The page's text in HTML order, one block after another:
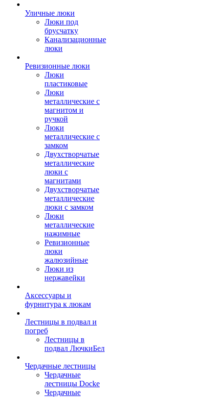
Уличные люки
Люки под
брусчатку
Канализационные
люки
Ревизионные люки
Люки
пластиковые
Люки
металлические с
магнитом и
ручкой
Люки
металлические с
замком
Двухстворчатые
металлические
люки с
магнитами
Двухстворчатые
металлические
люки с замком
Люки
металлические
нажимные
Ревизионные
люки
жалюзийные
Люки из
нержавейки
Аксессуары и
фурнитура к люкам
Лестницы в подвал и
погреб
Лестницы в
подвал ЛючкиБел
Чердачные лестницы
Чердачные
лестницы Docke
Чердачные